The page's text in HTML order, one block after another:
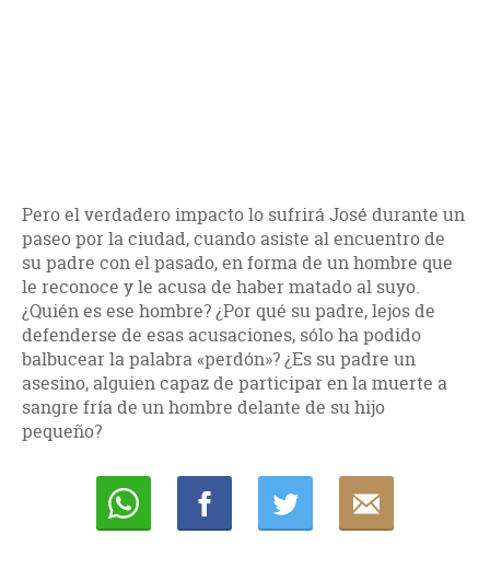
Pero el verdadero impacto lo sufrirá José durante un
paseo por la ciudad, cuando asiste al encuentro de
su padre con el pasado, en forma de un hombre que
le reconoce y le acusa de haber matado al suyo.
¿Quién es ese hombre? ¿Por qué su padre, lejos de
defenderse de esas acusaciones, sólo ha podido
balbucear la palabra «perdón»? ¿Es su padre un
asesino, alguien capaz de participar en la muerte a
sangre fría de un hombre delante de su hijo
pequeño?